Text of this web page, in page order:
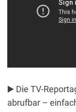
▶️ Die TV-
abrufbar –